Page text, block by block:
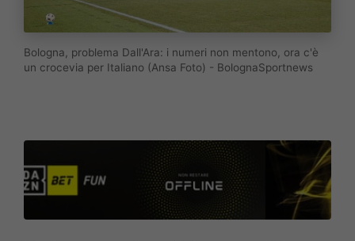
Bologna, problema Dall'Ara: i numeri non mentono, ora c'è
un crocevia per Italiano (Ansa Foto) - BolognaSportnews